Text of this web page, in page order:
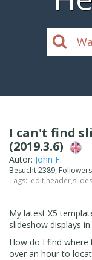
I can't find
(2019.3.6)
Autor: John F.
Besucht 2389,
Tags:: edit,header,
My latest X5
slideshow displays
How do I find
over an hour to